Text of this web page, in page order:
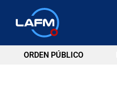
ORDEN PÚBLICO